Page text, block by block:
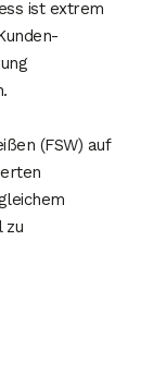
ist extrem
(FSW) auf
zu